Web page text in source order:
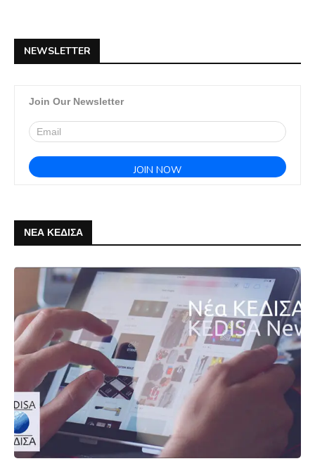
NEWSLETTER
Join Our Newsletter
ΝΕΑ ΚΕΔΙΣΑ